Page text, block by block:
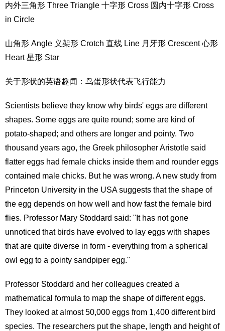
内外三角形 Three Triangle 十字形 Cross 圆内十字形 Cross
in Circle
山角形 Angle 义架形 Crotch 直线 Line 月牙形 Crescent 心形
Heart 星形 Star
关于形状的英语趣闻：鸟蛋形状代表飞行能力
Scientists believe they know why birds' eggs are different
shapes. Some eggs are quite round; some are kind of
potato-shaped; and others are longer and pointy. Two
thousand years ago, the Greek philosopher Aristotle said
flatter eggs had female chicks inside them and rounder eggs
contained male chicks. But he was wrong. A new study from
Princeton University in the USA suggests that the shape of
the egg depends on how well and how fast the female bird
flies. Professor Mary Stoddard said: "It has not gone
unnoticed that birds have evolved to lay eggs with shapes
that are quite diverse in form - everything from a spherical
owl egg to a pointy sandpiper egg."
Professor Stoddard and her colleagues created a
mathematical formula to map the shape of different eggs.
They looked at almost 50,000 eggs from 1,400 different bird
species. The researchers put the shape, length and height of